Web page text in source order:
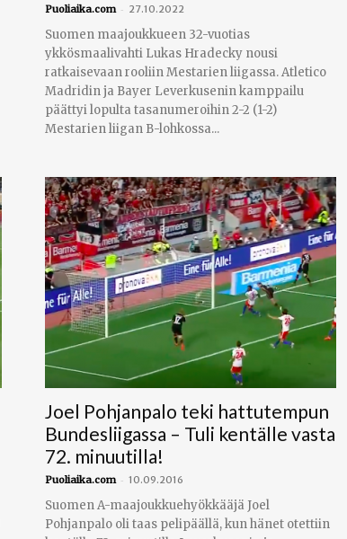
Puoliaika.com - 27.10.2022
Suomen maajoukkueen 32-vuotias
ykkösmaalivahti Lukas Hradecky nousi
ratkaisevaan rooliin Mestarien liigassa. Atletico
Madridin ja Bayer Leverkusenin kamppailu
päättyi lopulta tasanumeroihin 2-2 (1-2)
Mestarien liigan B-lohkossa...
Joel Pohjanpalo teki hattutempun
Bundesliigassa – Tuli kentälle vasta
72. minuutilla!
Puoliaika.com - 10.09.2016
Suomen A-maajoukkuehyökkääjä Joel
Pohjanpalo oli taas pelipäällä, kun hänet otettiin